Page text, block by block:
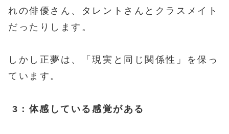
れの俳優さん、タレントさんとクラスメイト
だったりします。
しかし正夢は、「現実と同じ関係性」を保っ
ています。
3：体感している感覚がある